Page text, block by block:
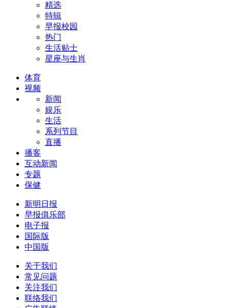
精选
特辑
早报校园
热门
生活贴士
星座与生肖
体育
视频
新闻
娱乐
生活
系列节目
直播
播客
互动新闻
专题
保健
新明日报
早报俱乐部
电子报
国际版
中国版
关于我们
常见问题
关注我们
联络我们